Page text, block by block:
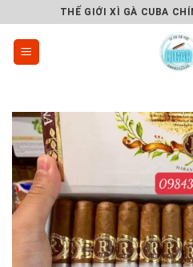
to
content
THẾ GIỚI XÌ GÀ CUBA